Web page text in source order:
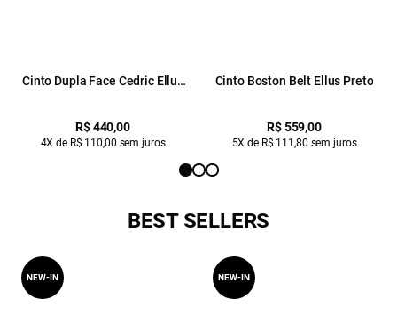
Cinto Dupla Face Cedric Ellus
R$ 440,00
4X de R$ 110,00 sem juros
Cinto Boston Belt Ellus Preto
R$ 559,00
5X de R$ 111,80 sem juros
BEST SELLERS
NEW-IN NEW-IN